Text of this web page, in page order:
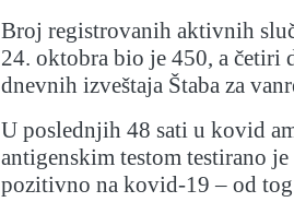
Broj registrovanih aktivnih
24. oktobra bio je 450, a četiri
dnevnih izveštaja Štaba za
U poslednjih 48 sati u kovid
antigenskim testom testirano
pozitivno na kovid-19 – od tog